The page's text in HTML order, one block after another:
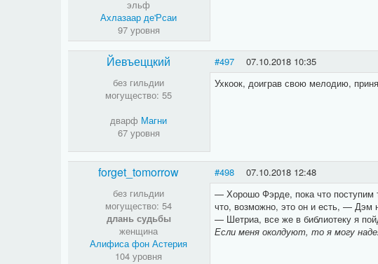
эльф
Ахлазаар де'Рсаи
97 уровня
Йевъеццкий #497 07.10.2018 10:35
без гильдии
могущество: 55
дварф Магни
67 уровня
Ухкоок, доиграв свою мелодию,
forget_tomorrow #498 07.10.2018 12:48
без гильдии
могущество: 54
длань судьбы
женщина
Алифиса фон Астерия
104 уровня
— Хорошо Фэрде, пока что поступим
что, возможно, это он и есть, — Дэм
— Шетриа, все же в библиотеку я
Если меня околдуют, то я могу